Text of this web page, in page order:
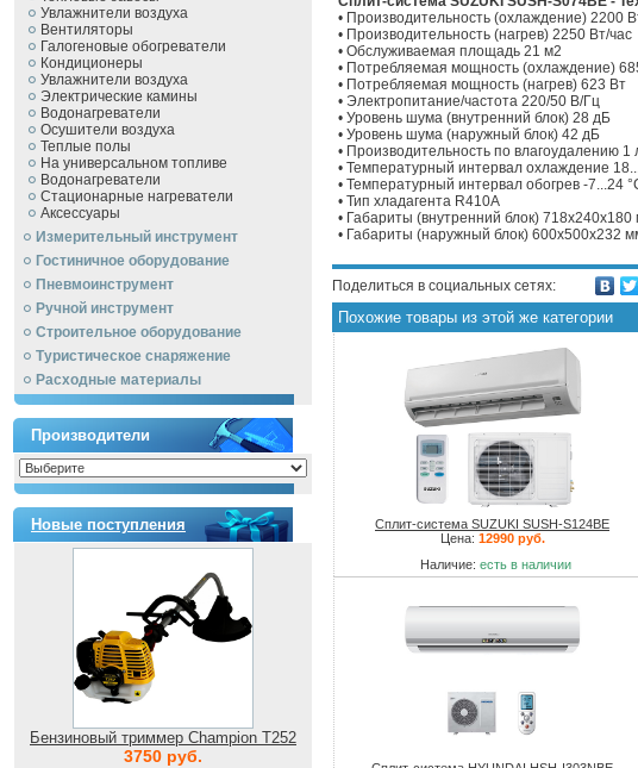
Увлажнители воздуха
Вентиляторы
Галогеновые обогреватели
Кондиционеры
Увлажнители воздуха
Электрические камины
Водонагреватели
Осушители воздуха
Теплые полы
На универсальном топливе
Водонагреватели
Стационарные нагреватели
Аксессуары
Измерительный инструмент
Гостиничное оборудование
Пневмоинструмент
Ручной инcтрумент
Строительное оборудование
Туристическое снаряжение
Расходные материалы
Производители
Новые поступления
Бензиновый триммер Champion T252
3750 руб.
• Производительность (охлаждение) 2200
• Производительность (нагрев) 2250 Вт/час
• Обслуживаемая площадь 21 м2
• Потребляемая мощность (охлаждение)
• Потребляемая мощность (нагрев) 623 Вт
• Электропитание/частота 220/50 В/Гц
• Уровень шума (внутренний блок) 28 дБ
• Уровень шума (наружный блок) 42 дБ
• Производительность по влагоудалению 1
• Температурный интервал охлаждение
• Температурный интервал обогрев -7...24
• Тип хладагента R410А
• Габариты (внутренний блок) 718х240х180
• Габариты (наружный блок) 600х500х232
Поделиться в социальных сетях:
Похожие товары из этой же категории
Сплит-система SUZUKI SUSH-S124BE
Цена: 12990 руб.
Наличие: есть в наличии